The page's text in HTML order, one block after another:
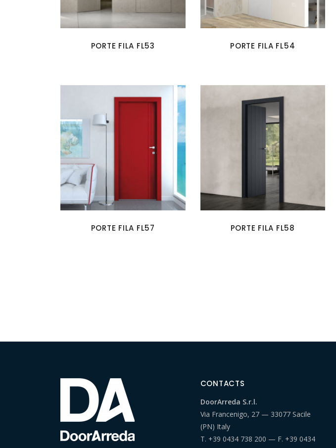
PORTE FILA FL53 PORTE FILA FL54
PORTE FILA FL57 PORTE FILA FL58
CONTACTS
DoorArreda S.r.l.
Via Francenigo, 27 — 33077 Sacile
(PN) Italy
T. +39 0434 738 200 — F. +39 0434